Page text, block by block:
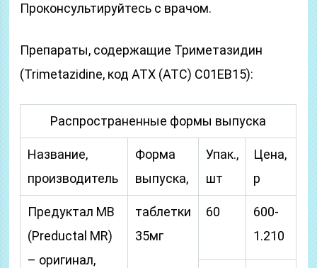
Проконсультируйтесь с врачом.
Препараты, содержащие Триметазидин
(Trimetazidine, код АТХ (ATC) C01EB15):
Распространенные формы выпуска
Название,
производитель
Форма
выпуска,
Упак.,
шт
Цена,
р
Предуктал МВ
(Preductal MR)
– оригинал,
таблетки
35мг
60
600-
1.210